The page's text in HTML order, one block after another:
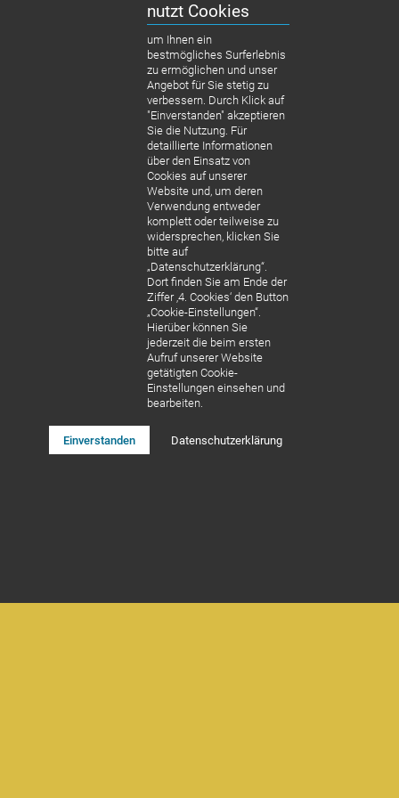
und ohne Anreise.
MEHR ERFAHREN
nutzt Cookies
um Ihnen ein
bestmögliches Surferlebnis
zu ermöglichen und unser
Angebot für Sie stetig zu
verbessern. Durch Klick auf
"Einverstanden" akzeptieren
Sie die Nutzung. Für
detaillierte Informationen
über den Einsatz von
Cookies auf unserer
Website und, um deren
Verwendung entweder
komplett oder teilweise zu
widersprechen, klicken Sie
bitte auf
„Datenschutzerklärung“.
Dort finden Sie am Ende der
Ziffer ‚4. Cookies‘ den Button
„Cookie-Einstellungen“.
Hierüber können Sie
jederzeit die beim ersten
Aufruf unserer Website
getätigten Cookie-
Einstellungen einsehen und
bearbeiten.
Einverstanden Datenschutzerklärung